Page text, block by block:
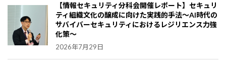
【情報セキュリティ分科会開催レポート】セキュリ
ティ組織文化の醸成に向けた実践的手法～AI時代の
サバイバーセキュリティにおけるレジリエンス力強
化策～
2026年7月29日